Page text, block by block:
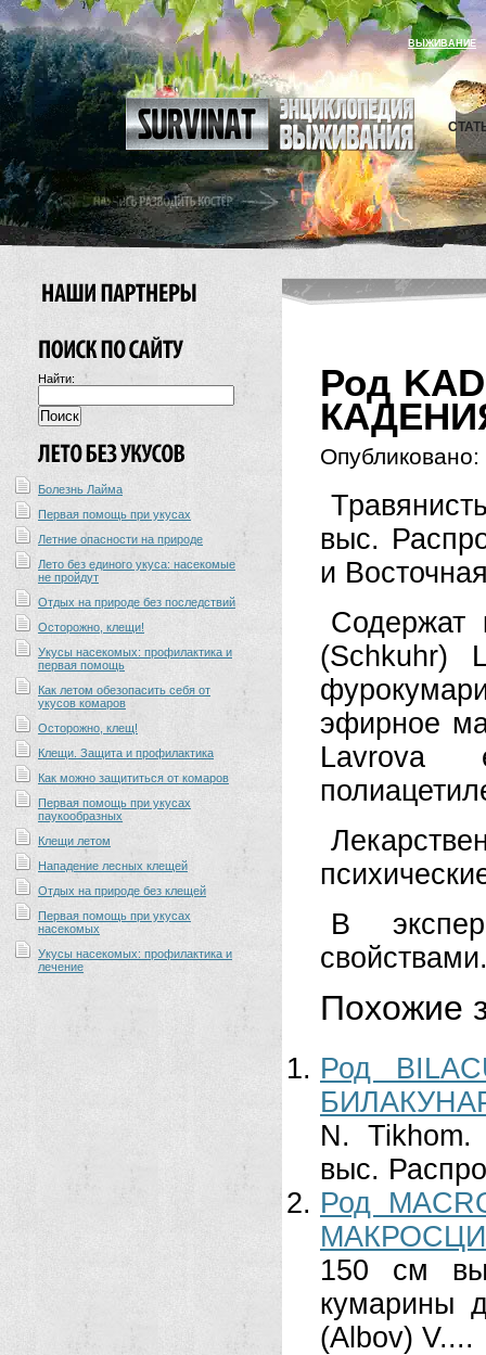
ВЫЖИВАНИЕ
Найти:
Болезнь Лайма
Первая помощь при укусах
Летние опасности на природе
Лето без единого укуса: насекомые
не пройдут
Отдых на природе без последствий
Осторожно, клещи!
Укусы насекомых: профилактика и
первая помощь
Как летом обезопасить себя от
укусов комаров
Осторожно, клещ!
Клещи. Защита и профилактика
Как можно защититься от комаров
Первая помощь при укусах
паукообразных
Клещи летом
Нападение лесных клещей
Отдых на природе без клещей
Первая помощь при укусах
насекомых
Укусы насекомых: профилактика и
лечение
Род
Опубликовано:
выс.
и
(Schkuhr)
эфирное
В
Похожие
Род
N.
выс.
Род
150 см
кумарины
(Albov) V....